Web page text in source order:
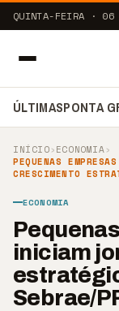
QUINTA-FEIRA · 06
ÚLTIMASPONTA
INÍCIO›ECONOMIA›
PEQUENAS
CRESCIMENTO
ECONOMIA
iniciam
Sebrae/